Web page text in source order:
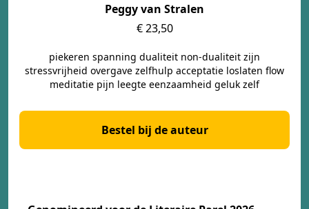
Peggy van Stralen
€ 23,50
piekeren spanning dualiteit non-dualiteit zijn
stressvrijheid overgave zelfhulp acceptatie loslaten flow
meditatie pijn leegte eenzaamheid geluk zelf
Bestel bij de auteur